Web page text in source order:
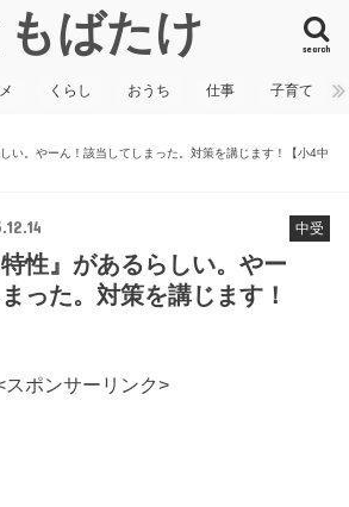
もばたけ search
くらし おうち 仕事 子育て
い。やーん！該当してしまった。対策を講じます！【小4中
中受
性』があるらしい。やー
った。対策を講じます！
スポンサーリンク>